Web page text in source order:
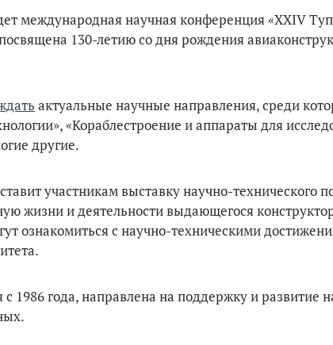
международная научная конференция «XXIV
130-летию со дня рождения
актуальные научные направления, среди
«Кораблестроение и аппараты для
другие.
участникам выставку научно-технического
жизни и деятельности выдающегося
ознакомиться с научно-техническими
1986 года, направлена на поддержку и развитие